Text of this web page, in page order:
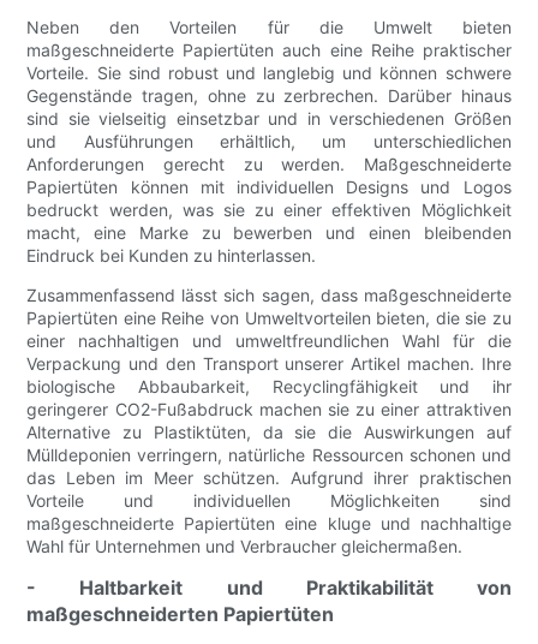
Neben den Vorteilen für die Umwelt bieten
maßgeschneiderte Papiertüten auch eine Reihe praktischer
Vorteile. Sie sind robust und langlebig und können schwere
Gegenstände tragen, ohne zu zerbrechen. Darüber hinaus
sind sie vielseitig einsetzbar und in verschiedenen Größen
und Ausführungen erhältlich, um unterschiedlichen
Anforderungen gerecht zu werden. Maßgeschneiderte
Papiertüten können mit individuellen Designs und Logos
bedruckt werden, was sie zu einer effektiven Möglichkeit
macht, eine Marke zu bewerben und einen bleibenden
Eindruck bei Kunden zu hinterlassen.
Zusammenfassend lässt sich sagen, dass maßgeschneiderte
Papiertüten eine Reihe von Umweltvorteilen bieten, die sie zu
einer nachhaltigen und umweltfreundlichen Wahl für die
Verpackung und den Transport unserer Artikel machen. Ihre
biologische Abbaubarkeit, Recyclingfähigkeit und ihr
geringerer CO2-Fußabdruck machen sie zu einer attraktiven
Alternative zu Plastiktüten, da sie die Auswirkungen auf
Mülldeponien verringern, natürliche Ressourcen schonen und
das Leben im Meer schützen. Aufgrund ihrer praktischen
Vorteile und individuellen Möglichkeiten sind
maßgeschneiderte Papiertüten eine kluge und nachhaltige
Wahl für Unternehmen und Verbraucher gleichermaßen.
- Haltbarkeit und Praktikabilität von
maßgeschneiderten Papiertüten